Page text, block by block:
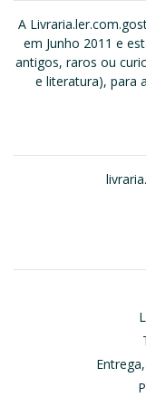
A
em Junho 2011 e
antigos, raros ou
e literatura), para